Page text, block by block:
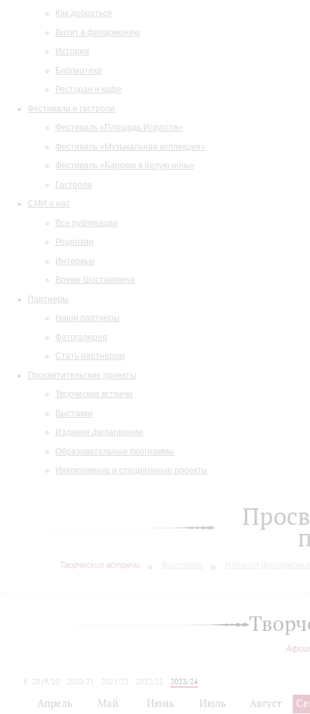
Как добраться
Визит в филармонию
История
Библиотека
Ресторан и кафе
Фестивали и гастроли
Фестиваль «Площадь Искусств»
Фестиваль «Музыкальная коллекция»
Фестиваль «Барокко в белую ночь»
Гастроли
СМИ о нас
Все публикации
Рецензии
Интервью
Время Шостаковича
Партнеры
Наши партнеры
Фотогалерея
Стать партнером
Просветительские проекты
Творческие встречи
Выставки
Издания филармонии
Образовательные программы
Инклюзивные и специальные проекты
Творческие встречи
2019/20 2020/21 2021/22 2022/23
2023/24
Апрель Май Июнь Июль Август